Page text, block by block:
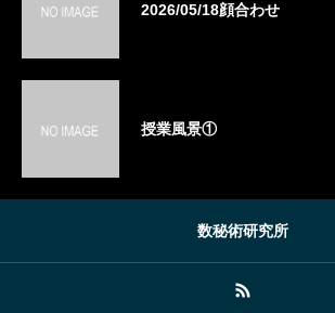
2026/05/18顔合わせ
授業風景①
数秘術研究所